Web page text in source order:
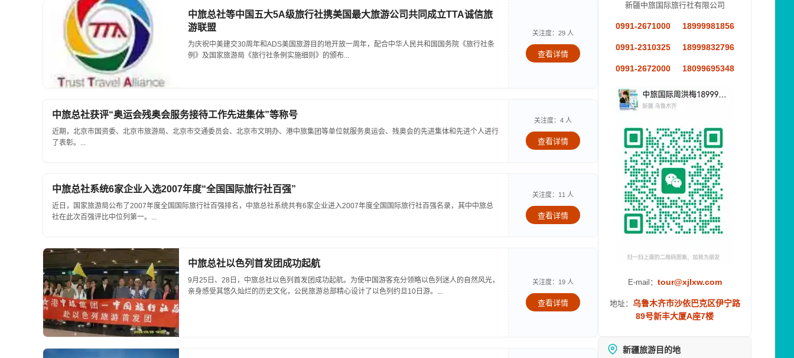
中旅总社等中国五大5A级旅行社携美国最大旅游公司共同成立TTA诚信旅
游联盟
为庆祝中美建交30周年和ADS美国旅游目的地开放一周年，配合中华人民共和国国务院《旅行社条
例》及国家旅游局《旅行社条例实施细则》的颁布...
关注度：29 人
查看详情
中旅总社获评“奥运会残奥会服务接待工作先进集体”等称号
近期，北京市国资委、北京市旅游局、北京市交通委员会、北京市文明办、港中旅集团等单位就服务奥运会、残奥会的先进集体和先进个人进行
了表彰。...
关注度：4 人
查看详情
中旅总社系统6家企业入选2007年度“全国国际旅行社百强”
近日，国家旅游局公布了2007年度全国国际旅行社百强排名，中旅总社系统共有6家企业进入2007年度全国国际旅行社百强名录，其中中旅总
社在此次百强评比中位列第一。...
关注度：11 人
查看详情
中旅总社以色列首发团成功起航
9月25日、28日，中旅总社以色列首发团成功起航。为使中国游客充分领略以色列迷人的自然风光，
亲身感受其悠久灿烂的历史文化，公民旅游总部精心设计了以色列约旦10日游。...
关注度：19 人
查看详情
新疆中旅国际旅行社有限公司
0991-2671000 18999981856
0991-2310325 18999832796
0991-2672000 18099695348
E-mail： tour@xjlxw.com
地址： 乌鲁木齐市沙依巴克区伊宁路
89号新丰大厦A座7楼
新疆旅游目的地